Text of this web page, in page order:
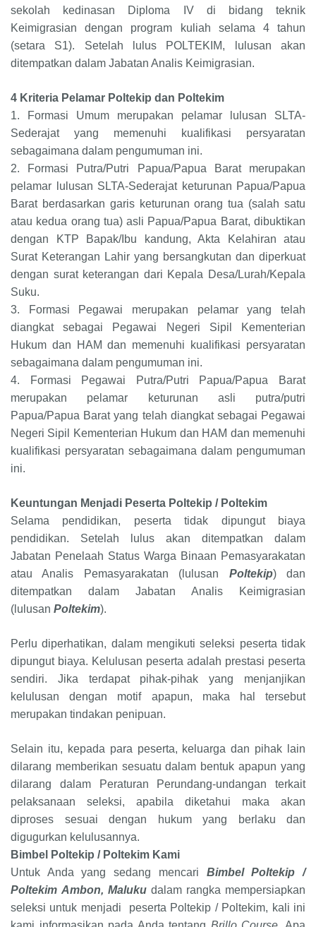
sekolah kedinasan Diploma IV di bidang teknik
Keimigrasian dengan program kuliah selama 4 tahun
(setara S1). Setelah lulus POLTEKIM, lulusan akan
ditempatkan dalam Jabatan Analis Keimigrasian.
4 Kriteria Pelamar Poltekip dan Poltekim
1.
Formasi Umum merupakan pelamar lulusan SLTA-
Sederajat yang memenuhi kualifikasi persyaratan
sebagaimana dalam pengumuman ini.
2.
Formasi Putra/Putri Papua/Papua Barat merupakan
pelamar lulusan SLTA-Sederajat keturunan Papua/Papua
Barat berdasarkan garis keturunan orang tua (salah satu
atau kedua orang tua) asli Papua/Papua Barat, dibuktikan
dengan KTP Bapak/Ibu kandung, Akta Kelahiran atau
Surat Keterangan Lahir yang bersangkutan dan diperkuat
dengan surat keterangan dari Kepala Desa/Lurah/Kepala
Suku.
3.
Formasi Pegawai merupakan pelamar yang telah
diangkat sebagai Pegawai Negeri Sipil Kementerian
Hukum dan HAM dan memenuhi kualifikasi persyaratan
sebagaimana dalam pengumuman ini.
4.
Formasi Pegawai Putra/Putri Papua/Papua Barat
merupakan pelamar keturunan asli putra/putri
Papua/Papua Barat yang telah diangkat sebagai Pegawai
Negeri Sipil Kementerian Hukum dan HAM dan memenuhi
kualifikasi persyaratan sebagaimana dalam pengumuman
ini.
Keuntungan Menjadi Peserta Poltekip / Poltekim
Selama pendidikan, peserta tidak dipungut biaya
pendidikan. Setelah lulus akan ditempatkan dalam
Jabatan Penelaah Status Warga Binaan Pemasyarakatan
atau Analis Pemasyarakatan (lulusan Poltekip) dan
ditempatkan dalam Jabatan Analis Keimigrasian
(lulusan Poltekim).
Perlu diperhatikan, dalam mengikuti seleksi peserta tidak
dipungut biaya. Kelulusan peserta adalah prestasi peserta
sendiri. Jika terdapat pihak-pihak yang menjanjikan
kelulusan dengan motif apapun, maka hal tersebut
merupakan tindakan penipuan.
Selain itu, kepada para peserta, keluarga dan pihak lain
dilarang memberikan sesuatu dalam bentuk apapun yang
dilarang dalam Peraturan Perundang-undangan terkait
pelaksanaan seleksi, apabila diketahui maka akan
diproses sesuai dengan hukum yang berlaku dan
digugurkan kelulusannya.
Bimbel Poltekip / Poltekim Kami
Untuk Anda yang sedang mencari Bimbel Poltekip /
Poltekim Ambon, Maluku dalam rangka mempersiapkan
seleksi untuk menjadi peserta Poltekip / Poltekim, kali ini